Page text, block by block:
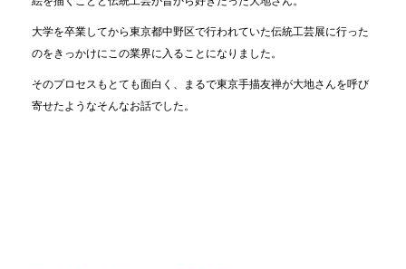
大学を卒業してから東京都中野区で行われていた伝統工芸展に行った
のをきっかけにこの業界に入ることになりました。
そのプロセスもとても面白く、まるで東京手描友禅が大地さんを呼び
寄せたようなそんなお話でした。